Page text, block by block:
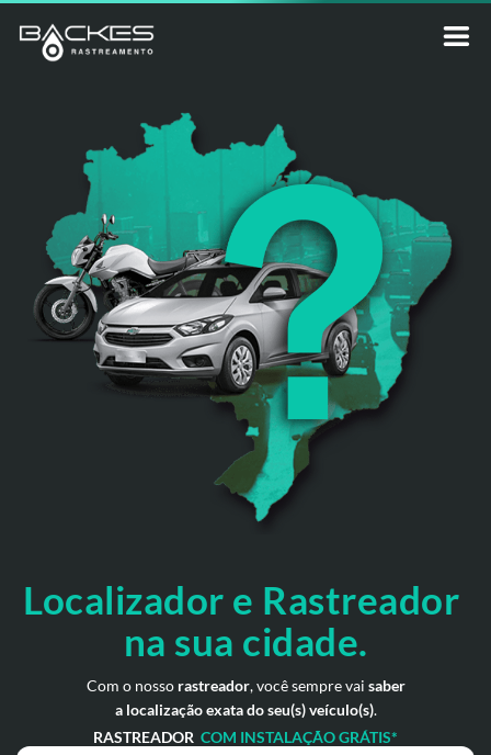
Localizador e Rastreador
na sua cidade.
Com o nosso rastreador, você sempre vai saber
a localização exata do seu(s) veículo(s).
RASTREADOR COM INSTALAÇÃO GRÁTIS*